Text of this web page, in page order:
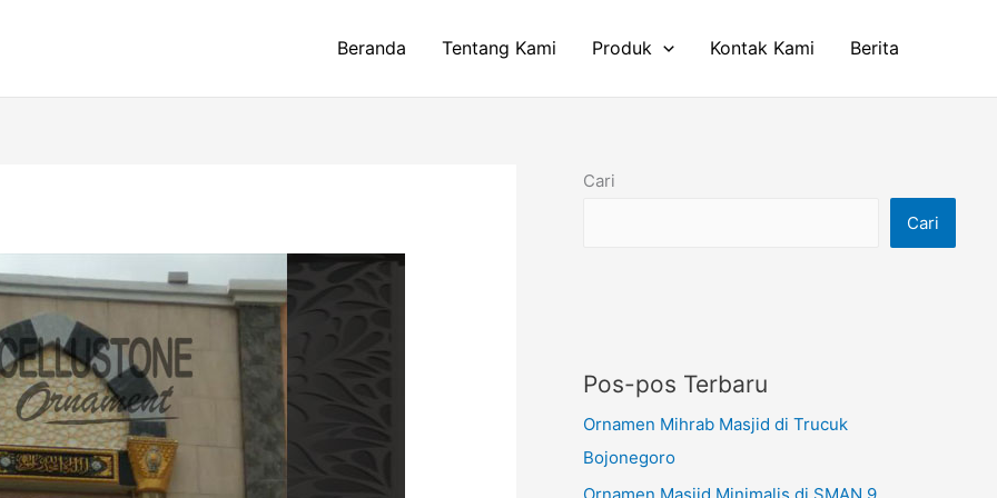
Beranda Tentang Kami Produk Kontak Kami Berita
Cari
Cari
Pos-pos Terbaru
Ornamen Mihrab Masjid di Trucuk
Bojonegoro